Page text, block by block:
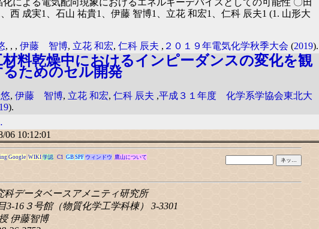
西 成実1、石山 祐貴1、伊藤 智博1、立花 和宏1、仁科 辰夫1 (1. 山形大
, , , 伊藤 智博, 立花 和宏, 仁科 辰夫 , ２０１９年電気化学秋季大会 (2019).
材料乾燥中におけるインピーダンスの変化を観
るためのセル開発
, 伊藤 智博, 立花 和宏, 仁科 辰夫 ,平成３１年度 化学系学協会東北大
).
06 10:12:01
Google WIKI 学認 C1 GB SPF ウィンドウ 鷹山について
科データベースアメニティ研究所
3-16３号館（物質化学工学科棟） 3-3301
伊藤智博